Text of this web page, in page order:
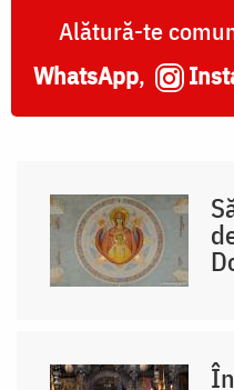
Alătură-te
WhatsApp,